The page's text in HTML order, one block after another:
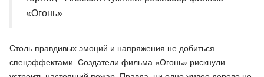
«Огонь»
Столь правдивых эмоций и напряжения не добиться
спецэффектами. Создатели фильма «Огонь» рискнули